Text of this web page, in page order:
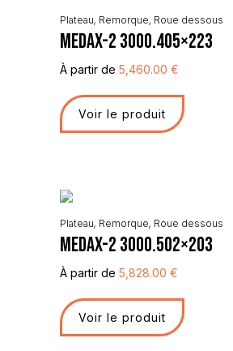
Plateau, Remorque, Roue dessous
Medax-2 3000.405×223
À partir de 5,460.00 €
Voir le produit
Plateau, Remorque, Roue dessous
Medax-2 3000.502×203
À partir de 5,828.00 €
Voir le produit